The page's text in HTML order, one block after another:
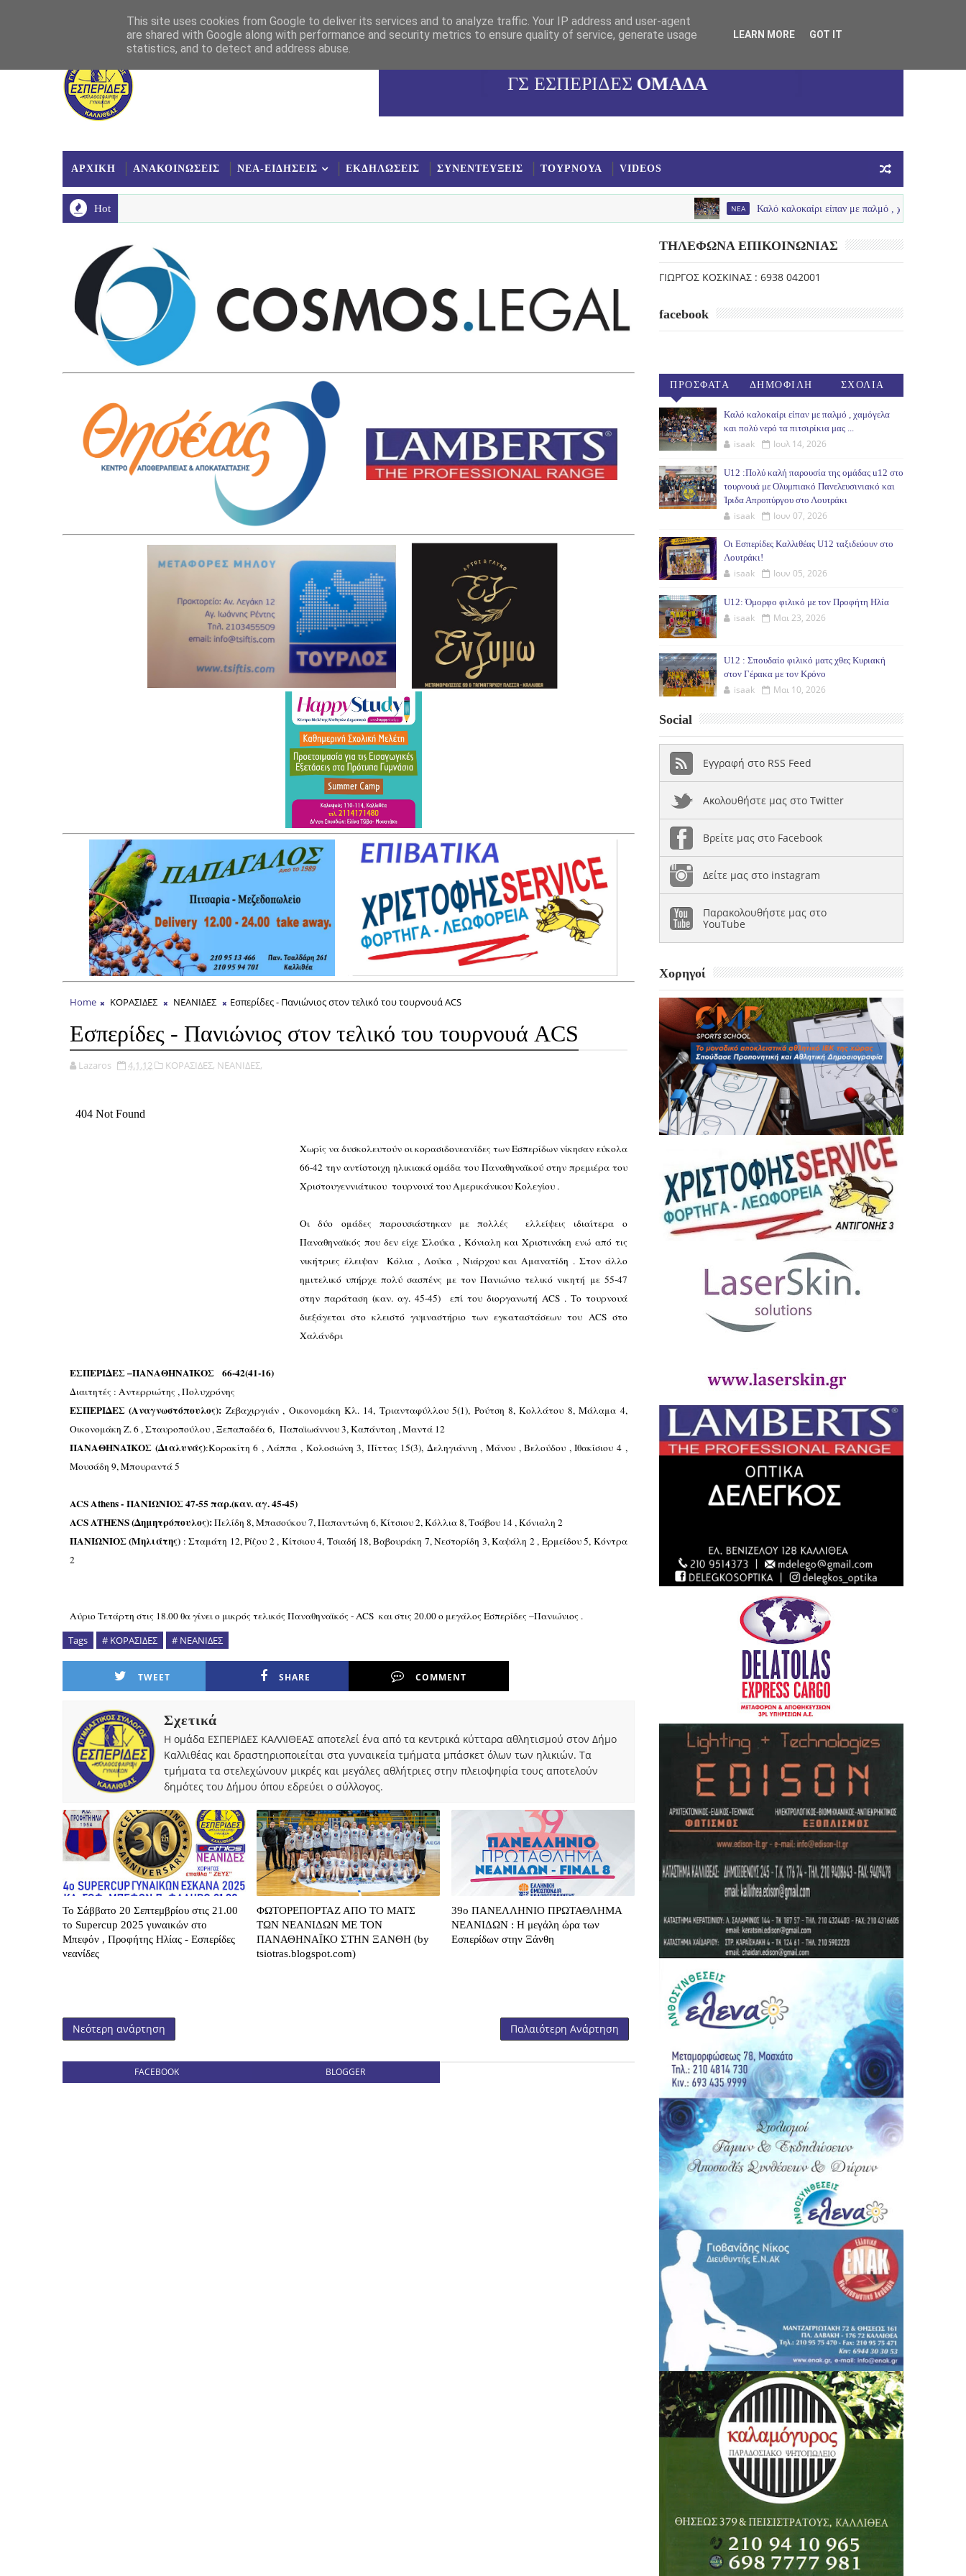
ΓΣ ΕΣΠΕΡΙΔΕΣ
ΓΥΝΑΙΚΕΙΑ
ΜΠΑΣΚΕΤ
ΑΡΧΙΚΗ ΑΝΑΚΟΙΝΩΣΕΙΣ ΝΕΑ-ΕΙΔΗΣΕΙΣ ΕΚΔΗΛΩΣΕΙΣ ΣΥΝΕΝΤΕΥΞΕΙΣ ΤΟΥΡΝΟΥΑ VIDEOS
Hot NEA Καλό καλοκαίρι είπαν με παλμό , χαμόγελα και πολύ νερό τα
Home ΚΟΡΑΣΙΔΕΣ ΝΕΑΝΙΔΕΣ Εσπερίδες - Πανιώνιος στον τελικό του τουρνουά ACS
Εσπερίδες - Πανιώνιος στον τελικό του τουρνουά ACS
Lazaros 4.1.12 ΚΟΡΑΣΙΔΕΣ, ΝΕΑΝΙΔΕΣ,
Χωρίς να δυσκολευτούν οι κορασιδονεανίδες των Εσπερίδων νίκησαν εύκολα
66-42 την αντίστοιχη ηλικιακά ομάδα του Παναθηναϊκού στην πρεμιέρα του
Χριστουγεννιάτικου τουρνουά του Αμερικάνικου Κολεγίου .
Οι δύο ομάδες παρουσιάστηκαν με πολλές ελλείψεις ιδιαίτερα ο
Παναθηναϊκός που δεν είχε Σλούκα , Κόνιαλη και Χριστινάκη ενώ από τις
νικήτριες έλειψαν Κόλια , Λούκα , Νιάρχου και Αμανατίδη . Στον άλλο
ημιτελικό υπήρχε πολύ σασπένς με τον Πανιώνιο τελικό νικητή με 55-47
στην παράταση (καν. αγ. 45-45) επί του διοργανωτή ACS . Το τουρνουά
διεξάγεται στο κλειστό γυμναστήριο των εγκαταστάσεων του ACS στο
Χαλάνδρι
ΕΣΠΕΡΙΔΕΣ –ΠΑΝΑΘΗΝΑΪΚΟΣ 66-42(41-16)
Διαιτητές : Αντερριώτης , Πολυχρόνης
ΕΣΠΕΡΙΔΕΣ (Αναγνωστόπουλος): Ζεβαχιργιάν , Οικονομάκη Κλ. 14, Τριανταφύλλου 5(1), Ρούτση 8, Κολλάτου 8, Μάλαμα 4,
Οικονομάκη Ζ. 6 , Σταυροπούλου , Ξεπαπαδέα 6, Παπαϊωάννου 3, Καπάνταη , Μαντά 12
ΠΑΝΑΘΗΝΑΪΚΟΣ (Διαλυνάς):Κορακίτη 6 , Λάππα , Κολοσιώνη 3, Πίττας 15(3), Δεληγιάννη , Μάνου , Βελούδου , Ιθακίσιου 4 ,
Μουσάδη 9, Μπουραντά 5
ACS Athens - ΠΑΝΙΩΝΙΟΣ 47-55 παρ.(καν. αγ. 45-45)
ACS ATHENS (Δημητρόπουλος):Πελίδη 8, Μπασούκου 7, Παπαντώνη 6, Κίτσιου 2, Κόλλια 8, Τσάβου 14 , Κόνιαλη 2
ΠΑΝΙΩΝΙΟΣ (Μηλιάτης) : Σταμάτη 12, Ρίζου 2 , Κίτσιου 4, Τσιαδή 18, Βαβουράκη 7, Νεστορίδη 3, Καψάλη 2 , Ερμείδου 5, Κόντρα
2
Αύριο Τετάρτη στις 18.00 θα γίνει ο μικρός τελικός Παναθηναϊκός -ACS και στις 20.00 ο μεγάλος Εσπερίδες –Πανιώνιος .
Tags
# ΚΟΡΑΣΙΔΕΣ # ΝΕΑΝΙΔΕΣ
TWEET SHARE COMMENT
Σχετικά
Η ομάδα ΕΣΠΕΡΙΔΕΣ ΚΑΛΛΙΘΕΑΣ αποτελεί ένα από τα κεντρικά κύτταρα αθλητισμού στον Δήμο
Καλλιθέας και δραστηριοποιείται στα γυναικεία τμήματα μπάσκετ όλων των ηλικιών. Τα
τμήματα τα στελεχώνουν μικρές και μεγάλες αθλήτριες στην πλειοψηφία τους αποτελούν
δημότες του Δήμου όπου εδρεύει ο σύλλογος.
Το Σάββατο 20 Σεπτεμβρίου στις 21.00
το Supercup 2025 γυναικών στο
Μπεφόν , Προφήτης Ηλίας - Εσπερίδες
νεανίδες
ΦΩΤΟΡΕΠΟΡΤΑΖ ΑΠΟ ΤΟ ΜΑΤΣ
ΤΩΝ ΝΕΑΝΙΔΩΝ ΜΕ ΤΟΝ
ΠΑΝΑΘΗΝΑΪΚΟ ΣΤΗΝ ΞΑΝΘΗ (by
tsiotras.blogspot.com)
39o ΠΑΝΕΛΛΗΝΙΟ ΠΡΩΤΑΘΛΗΜΑ
ΝΕΑΝΙΔΩΝ : Η μεγάλη ώρα των
Εσπερίδων στην Ξάνθη
Νεότερη ανάρτηση Παλαιότερη Ανάρτηση
FACEBOOK BLOGGER
ΤΗΛΕΦΩΝΑ ΕΠΙΚΟΙΝΩΝΙΑΣ
ΓΙΩΡΓΟΣ ΚΟΣΚΙΝΑΣ : 6938 042001
facebook
ΠΡΟΣΦΑΤΑ ΔΗΜΟΦΙΛΗ ΣΧΟΛΙΑ
Καλό καλοκαίρι είπαν με παλμό , χαμόγελα
και πολύ νερό τα πιτσιρίκια μας ...
isaak Ιουλ 14, 2026
U12 :Πολύ καλή παρουσία της ομάδας u12 στο
τουρνουά με Ολυμπιακό Πανελευσινιακό και
Ίριδα Απροπύργου στο Λουτράκι
isaak Ιουν 07, 2026
Οι Εσπερίδες Καλλιθέας U12 ταξιδεύουν στο
Λουτράκι!
isaak Ιουν 05, 2026
U12: Όμορφο φιλικό με τον Προφήτη Ηλία
isaak Μαι 23, 2026
U12 : Σπουδαίο φιλικό ματς χθες Κυριακή
στον Γέρακα με τον Κρόνο
isaak Μαι 10, 2026
Social
Εγγραφή στο RSS Feed
Ακολουθήστε μας στο Twitter
Βρείτε μας στο Facebook
Δείτε μας στο instagram
Παρακολουθήστε μας στο
YouTube
Χορηγοί
This site uses cookies from Google to deliver its services and to analyze traffic. Your IP address and user-agent
are shared with Google along with performance and security metrics to ensure quality of service, generate usage
statistics, and to detect and address abuse.
LEARN MORE GOT IT